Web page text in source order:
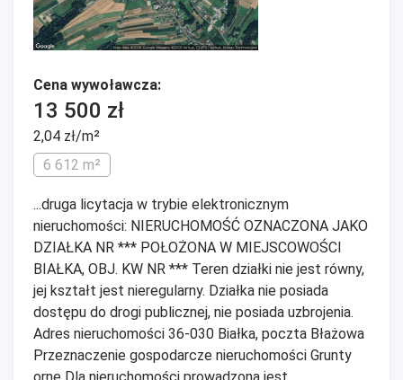
Cena wywoławcza:
13 500 zł
2,04 zł/m²
6 612 m²
...druga licytacja w trybie elektronicznym
nieruchomości: NIERUCHOMOŚĆ OZNACZONA JAKO
DZIAŁKA NR *** POŁOŻONA W MIEJSCOWOŚCI
BIAŁKA, OBJ. KW NR *** Teren działki nie jest równy,
jej kształt jest nieregularny. Działka nie posiada
dostępu do drogi publicznej, nie posiada uzbrojenia.
Adres nieruchomości 36-030 Białka, poczta Błażowa
Przeznaczenie gospodarcze nieruchomości Grunty